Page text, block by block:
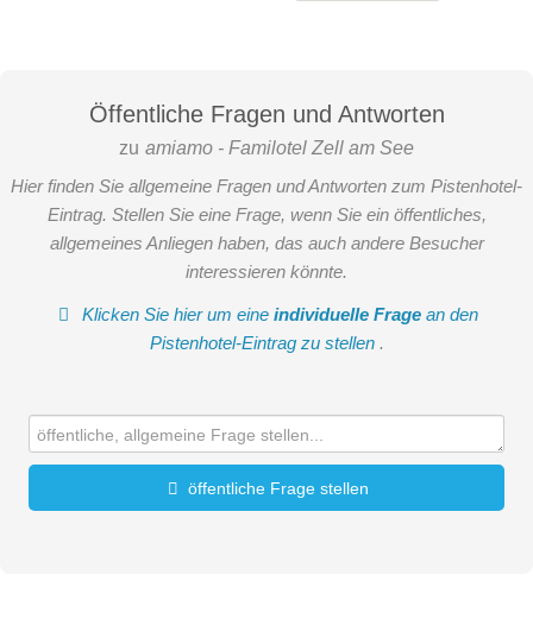
Doppelzimmer Kitzsteinhorn 25 m2
Erwachsene, mit der Möglichkeit eines Gitterbetts oder
Zusatzbetts auf Anfrage. Das Badezimmer ist wahlweise mit
Der winterlichen Natur ganz nah sein und abseits präparierter
Pisten eigene Wege gehen – das macht Skitouren in der
Region Zell am See–Kaprun so besonders.
Die Region bietet zahlreiche Pistentouren, ideal zum Training
den Pinzgauer Grasbergen und in den Hohen Tauern perfekte
Skitouren in unberührtem Gelände. Geprüfte Bergführer
und unvergesslich wird.
mehr erfahren
Öffentliche Fragen und Antworten
zu amiamo - Familotel Zell am See
Hier finden Sie allgemeine Fragen und Antworten zum Pistenhotel-
Eintrag. Stellen Sie eine Frage, wenn Sie ein öffentliches,
allgemeines Anliegen haben, das auch andere Besucher
interessieren könnte.
Klicken Sie hier um eineindividuelle Frage an den
Pistenhotel-Eintrag zu stellen .
öffentliche Frage stellen